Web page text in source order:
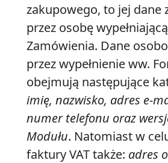
zakupowego, to jej dane
przez osobę
Zamówienia. Dane
przez wypełnienie ww.
obejmują następujące
imię, nazwisko, adres e-
numer telefonu oraz
Modułu. Natomiast w
faktury VAT także: adres